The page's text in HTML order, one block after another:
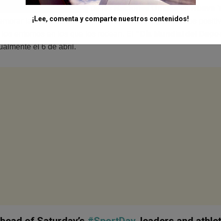
la celebración. Con un evento para lograr efectos
entornos en los que los rodean. El
el 6 de abril.
¡Lee, comenta y comparte nuestros contenidos!